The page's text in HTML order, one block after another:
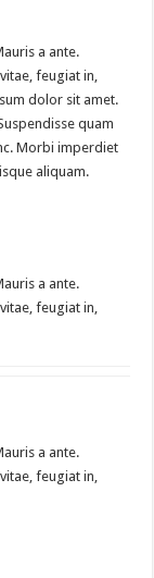
a ante.
feugiat in,
dolor sit amet.
quam
Morbi imperdiet
aliquam.
a ante.
feugiat in,
a ante.
feugiat in,